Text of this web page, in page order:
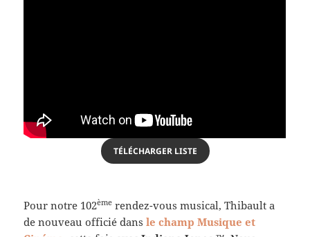
TÉLÉCHARGER LISTE
Pour notre 102ème rendez-vous musical, Thibault a
de nouveau officié dansle champ Musique et